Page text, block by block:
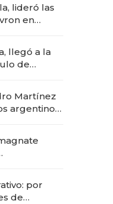
lideró las
en
llegó a la
de
Martínez
argentinos
por
de